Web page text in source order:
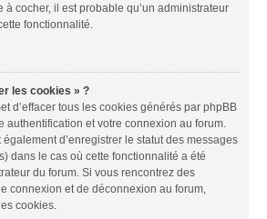
à cocher, il est probable qu’un administrateur
fonctionnalité.
les cookies » ?
d’effacer tous les cookies générés par phpBB
authentification et votre connexion au forum.
d’enregistrer le statut des messages
dans le cas où cette fonctionnalité a été
du forum. Si vous rencontrez des
connexion et de déconnexion au forum,
cookies.